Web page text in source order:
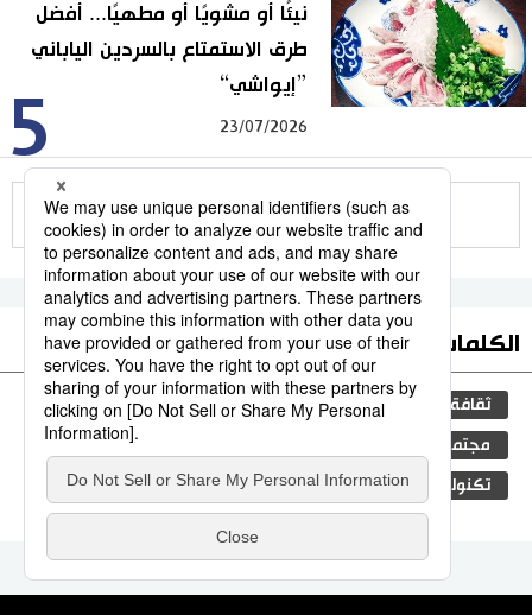
5
نيئًا أو مشويًا أو مطهيًا... أفضل
طرق الاستمتاع بالسردين الياباني
”إيواشي“
23/07/2026
للمزيد
الكلمات الأكثر بحثا
ثقافة اليابان التعليم الياباني جيجي برس
مجتمع المجتمع الياباني فن
تكنولوجيا سياحة وسفر